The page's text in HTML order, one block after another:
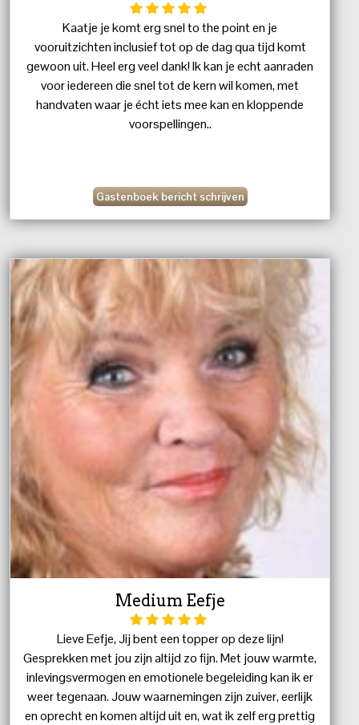
Kaatje je komt erg snel to the point en je
vooruitzichten inclusief tot op de dag qua tijd komt
gewoon uit. Heel erg veel dank! Ik kan je echt aanraden
voor iedereen die snel tot de kern wil komen, met
handvaten waar je écht iets mee kan en kloppende
voorspellingen..
Gastenboek bericht schrijven
Medium Eefje
Lieve Eefje, Jij bent een topper op deze lijn!
Gesprekken met jou zijn altijd zo fijn. Met jouw warmte,
inlevingsvermogen en emotionele begeleiding kan ik er
weer tegenaan. Jouw waarnemingen zijn zuiver, eerlijk
en oprecht en komen altijd uit en, wat ik zelf erg prettig